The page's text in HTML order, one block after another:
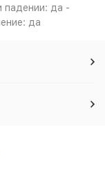
падении: да -
да